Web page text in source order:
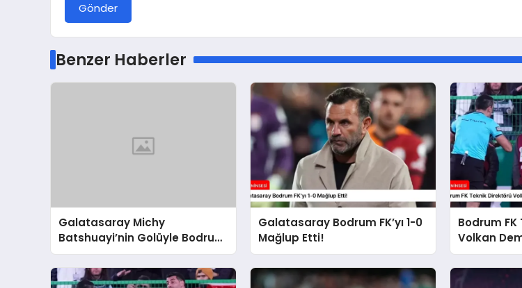
Gönder
Benzer Haberler
Galatasaray Michy
Batshuayi’nin Golüyle Bodrum
FK’yı 1-0 Mağlup Etti
Galatasaray Bodrum FK’yı 1-0
Mağlup Etti!
Bodrum
Volkan
Maçını